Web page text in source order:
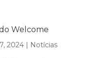
Welcome
2024| Notícias